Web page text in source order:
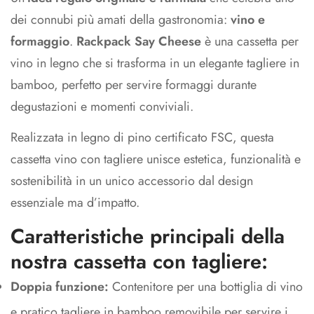
dei connubi più amati della gastronomia: vino e
formaggio. Rackpack Say Cheeseè una cassetta per
vino in legno che si trasforma in un elegante tagliere in
bamboo, perfetto per servire formaggi durante
degustazioni e momenti conviviali.
Realizzata in legno di pino certificato FSC, questa
cassetta vino con tagliere unisce estetica, funzionalità e
sostenibilità in un unico accessorio dal design
essenziale ma d’impatto.
Caratteristiche principali della
nostra cassetta con tagliere:
Doppia funzione: Contenitore per una bottiglia di vino